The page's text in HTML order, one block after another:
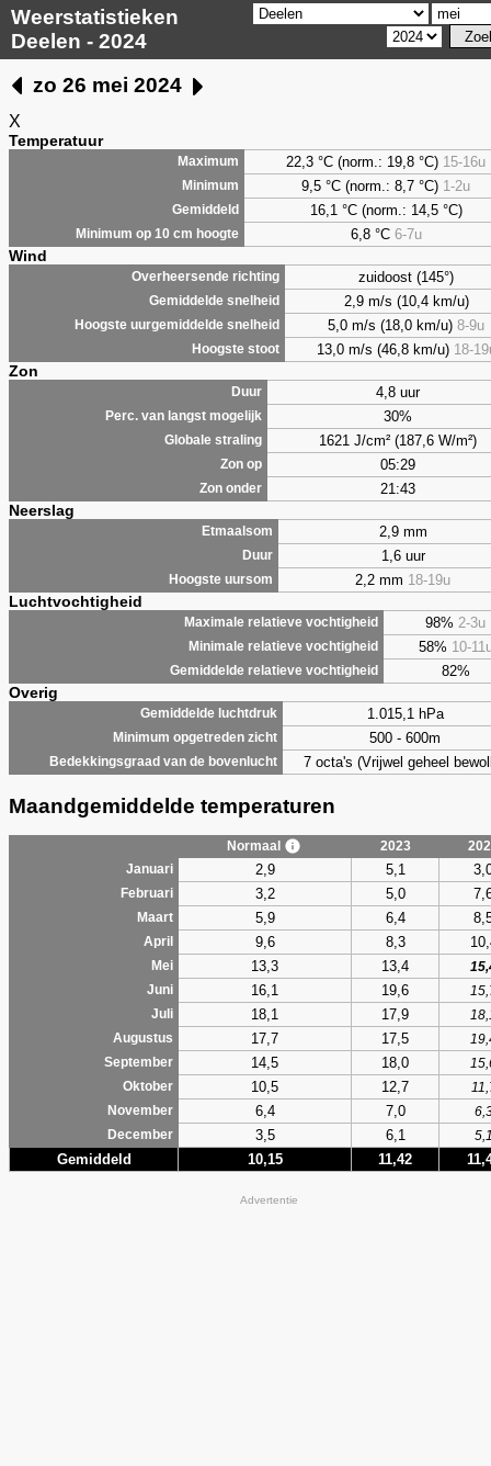
Weerstatistieken
Deelen - 2024
zo 26 mei 2024
X
Temperatuur
Maximum 22,3 °C (norm.: 19,8 °C) 15-16u
Minimum 9,5 °C (norm.: 8,7 °C) 1-2u
Gemiddeld 16,1 °C (norm.: 14,5 °C)
Minimum op 10 cm hoogte 6,8°C 6-7u
Wind
Overheersende richting zuidoost (145°)
Gemiddelde snelheid 2,9 m/s (10,4 km/u)
Hoogste uurgemiddelde snelheid 5,0 m/s (18,0 km/u) 8-9u
Hoogste stoot 13,0 m/s (46,8 km/u) 18-
Zon
Duur 4,8 uur
Perc. van langst mogelijk 30%
Globale straling 1621 J/cm² (187,6 W/m²)
Zon op 05:29
Zon onder 21:43
Neerslag
Etmaalsom 2,9 mm
Duur 1,6 uur
Hoogste uursom 2,2 mm 18-19u
Luchtvochtigheid
Maximale relatieve vochtigheid 98% 2-3u
Minimale relatieve vochtigheid 58% 10-
Gemiddelde relatieve vochtigheid 82%
Overig
Gemiddelde luchtdruk 1.015,1 hPa
Minimum opgetreden zicht 500 - 600m
Bedekkingsgraad van de bovenlucht 7 octa's (Vrijwel geheel
Maandgemiddelde temperaturen
Normaal 2023
Januari
2,9 5,1
Februari 3,2 5,0
Maart 5,9 6,4
April 9,6 8,3
Mei 13,3 13,4
Juni
16,1 19,6
Juli
18,1 17,9
Augustus
17,7 17,5
September
14,5 18,0
Oktober
10,5 12,7
November
6,4 7,0
December
3,5 6,1
Gemiddeld 10,15 11,42
Advertentie